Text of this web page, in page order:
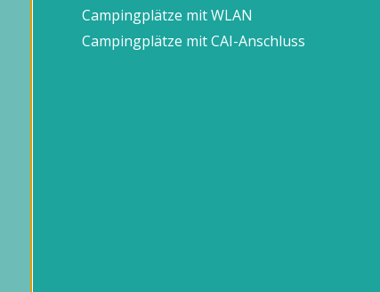
Campingplätze mit WLAN
Campingplätze mit CAI-Anschluss